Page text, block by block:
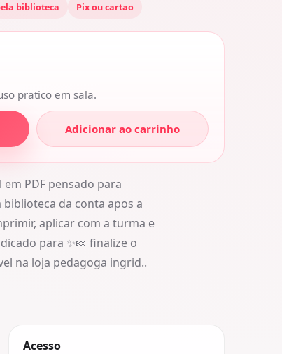
biblioteca Pix ou cartao
pratico em sala.
Adicionar ao carrinho
PDF pensado para
da conta apos a
aplicar com a turma e
para ✨🍬 finalize o
na loja pedagoga ingrid..
Acesso